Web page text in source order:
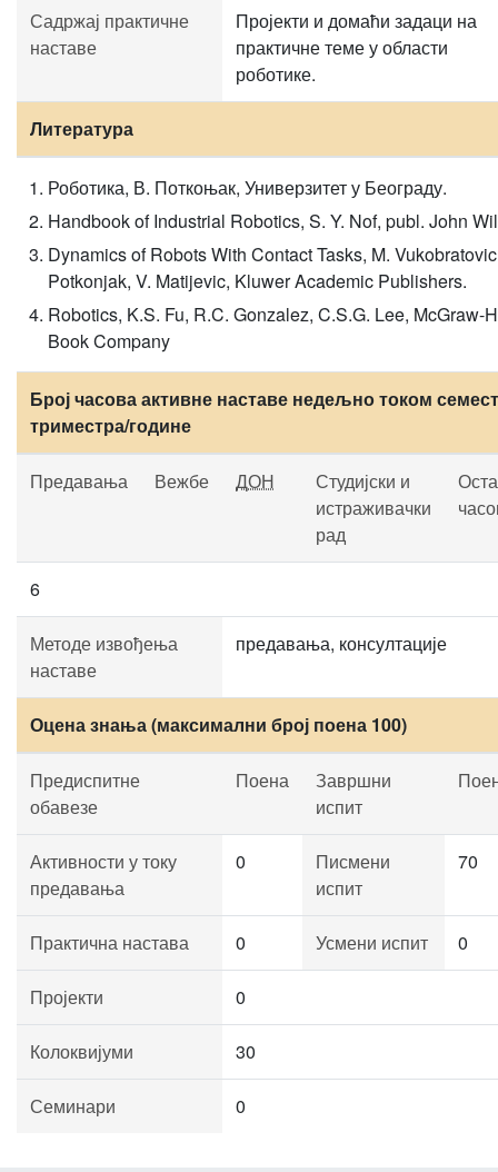
Садржај практичне
наставе
Пројекти и домаћи задаци на
практичне теме у области
роботике.
Литература
Роботика, В. Поткоњак, Универзитет у Београду.
Handbook of Industrial Robotics, S. Y. Nof, publ. John
Dynamics of Robots With Contact Tasks, M.
Potkonjak, V. Matijevic, Kluwer Academic Publishers.
Robotics, K.S. Fu, R.C. Gonzalez, C.S.G. Lee, McGraw-
Book Company
Број часова активне наставе недељно током
триместра/године
Предавања Вежбе ДОН
Студијски и
истраживачки
рад
6
Методе извођења
наставе
предавања, консултације
Оцена знања (максимални број поена 100)
Предиспитне
обавезе
Поена
Завршни
испит
Активности у току
предавања
0
Писмени
испит
70
Практична настава 0 Усмени испит 0
Пројекти 0
Колоквијуми 30
Семинари 0